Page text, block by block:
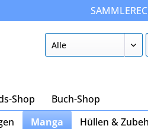
Shop
Buch-Shop
Manga Hüllen &